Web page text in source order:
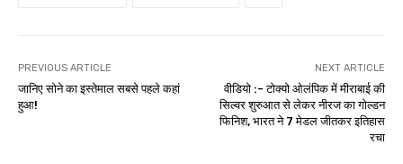
PREVIOUS ARTICLE
जानिए सोने का इस्तेमाल सबसे पहले कहां
हुआ!
NEXT ARTICLE
वीडियो :- टोक्यो ओलंपिक में मीराबाई की
सिल्वर शुरुआत से लेकर नीरज का गोल्डन
फिनिश, भारत ने 7 मेडल जीतकर इतिहास
रचा